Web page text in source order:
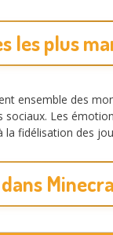
les plus
ensemble des
Les
fidélisation des